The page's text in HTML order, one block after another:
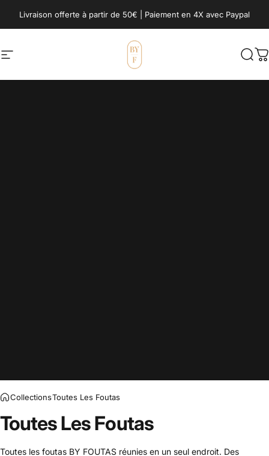
Livraison offerte à partir de 50€ | Paiement en 4X avec Paypal
Navigation BY FOUTAS
CollectionsToutes Les Foutas
Toutes Les Foutas
Toutes les foutas BY FOUTAS réunies en un seul endroit. Des